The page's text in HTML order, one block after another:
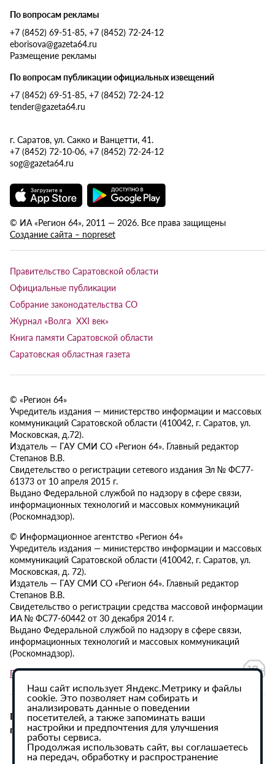
По вопросам рекламы
+7 (8452) 69-51-85, +7 (8452) 72-24-12
eborisova@gazeta64.ru
Размещение рекламы
По вопросам публикации официальных извещений
+7 (8452) 69-51-85, +7 (8452) 72-24-12
tender@gazeta64.ru
г. Саратов, ул. Сакко и Ванцетти, 41.
+7 (8452) 72-10-06, +7 (8452) 72-24-12
sog@gazeta64.ru
© ИА «Регион 64», 2011 — 2026. Все права защищены
Создание сайта – nopreset
Правительство Саратовской области
Официальные публикации
Собрание законодательства СО
Журнал «Волга XXI век»
Книга памяти Саратовской области
Саратовская областная газета
© «Регион 64»
Учредитель издания — министерство информации и массовых
коммуникаций Саратовской области (410042, г. Саратов, ул.
Московская, д.72).
Издатель — ГАУ СМИ СО «Регион 64». Главный редактор
Степанов В.В.
Свидетельство о регистрации сетевого издания Эл № ФС77-
61373 от 10 апреля 2015 г.
Выдано Федеральной службой по надзору в сфере связи,
информационных технологий и массовых коммуникаций
(Роскомнадзор).
© Информационное агентство «Регион 64»
Учредитель издания — министерство информации и массовых
коммуникаций Саратовской области (410042, г. Саратов, ул.
Московская, д. 72).
Издатель — ГАУ СМИ СО «Регион 64». Главный редактор
Степанов В.В.
Свидетельство о регистрации средства массовой информации
ИА № ФС77-60442 от 30 декабря 2014 г.
Выдано Федеральной службой по надзору в сфере связи,
информационных технологий и массовых коммуникаций
(Роскомнадзор).
Политика в отношении обработки персональных данных
При использовании материалов сайта активная
гиперссылка на ИА «Регион 64» обязательна.
Наш сайт использует Яндекс.Метрику и файлы
cookie. Это позволяет нам собирать и
анализировать данные о поведении
посетителей, а также запоминать ваши
настройки и предпочтения для улучшения
работы сервиса.
Продолжая использовать сайт, вы соглашаетесь
на передач, обработку и распространение